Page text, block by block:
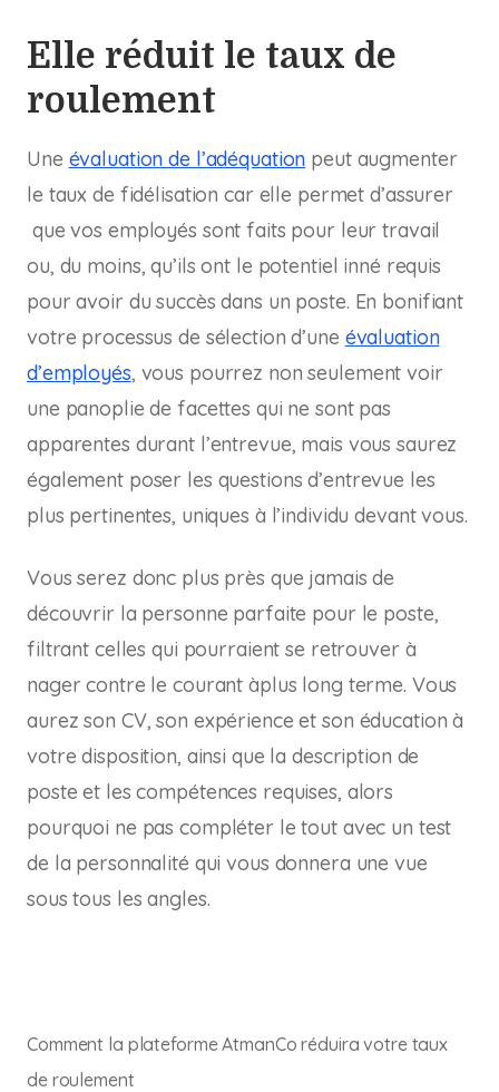
Elle réduit le taux de
roulement
Une évaluation de l’adéquation peut augmenter
le taux de fidélisation car elle permet d’assurer
que vos employés sont faits pour leur travail
ou, du moins, qu’ils ont le potentiel inné requis
pour avoir du succès dans un poste. En bonifiant
votre processus de sélection d’une évaluation
d’employés, vous pourrez non seulement voir
une panoplie de facettes qui ne sont pas
apparentes durant l’entrevue, mais vous saurez
également poser les questions d’entrevue les
plus pertinentes, uniques à l’individu devant vous.
Vous serez donc plus près que jamais de
découvrir la personne parfaite pour le poste,
filtrant celles qui pourraient se retrouver à
nager contre le courant àplus long terme. Vous
aurez son CV, son expérience et son éducation à
votre disposition, ainsi que la description de
poste et les compétences requises, alors
pourquoi ne pas compléter le tout avec un test
de la personnalité qui vous donnera une vue
sous tous les angles.
Comment la plateforme AtmanCo réduira votre taux
de roulement